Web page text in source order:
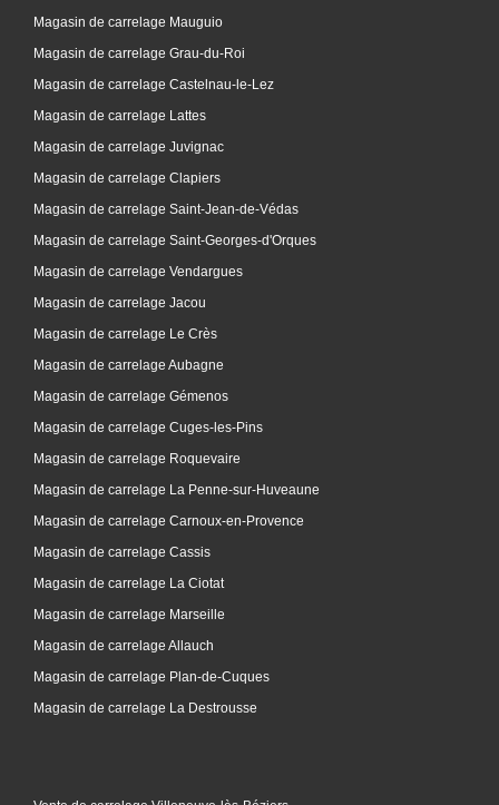
Magasin de carrelage Mauguio
Magasin de carrelage Grau-du-Roi
Magasin de carrelage Castelnau-le-Lez
Magasin de carrelage Lattes
Magasin de carrelage Juvignac
Magasin de carrelage Clapiers
Magasin de carrelage Saint-Jean-de-Védas
Magasin de carrelage Saint-Georges-d'Orques
Magasin de carrelage Vendargues
Magasin de carrelage Jacou
Magasin de carrelage Le Crès
Magasin de carrelage Aubagne
Magasin de carrelage Gémenos
Magasin de carrelage Cuges-les-Pins
Magasin de carrelage Roquevaire
Magasin de carrelage La Penne-sur-Huveaune
Magasin de carrelage Carnoux-en-Provence
Magasin de carrelage Cassis
Magasin de carrelage La Ciotat
Magasin de carrelage Marseille
Magasin de carrelage Allauch
Magasin de carrelage Plan-de-Cuques
Magasin de carrelage La Destrousse